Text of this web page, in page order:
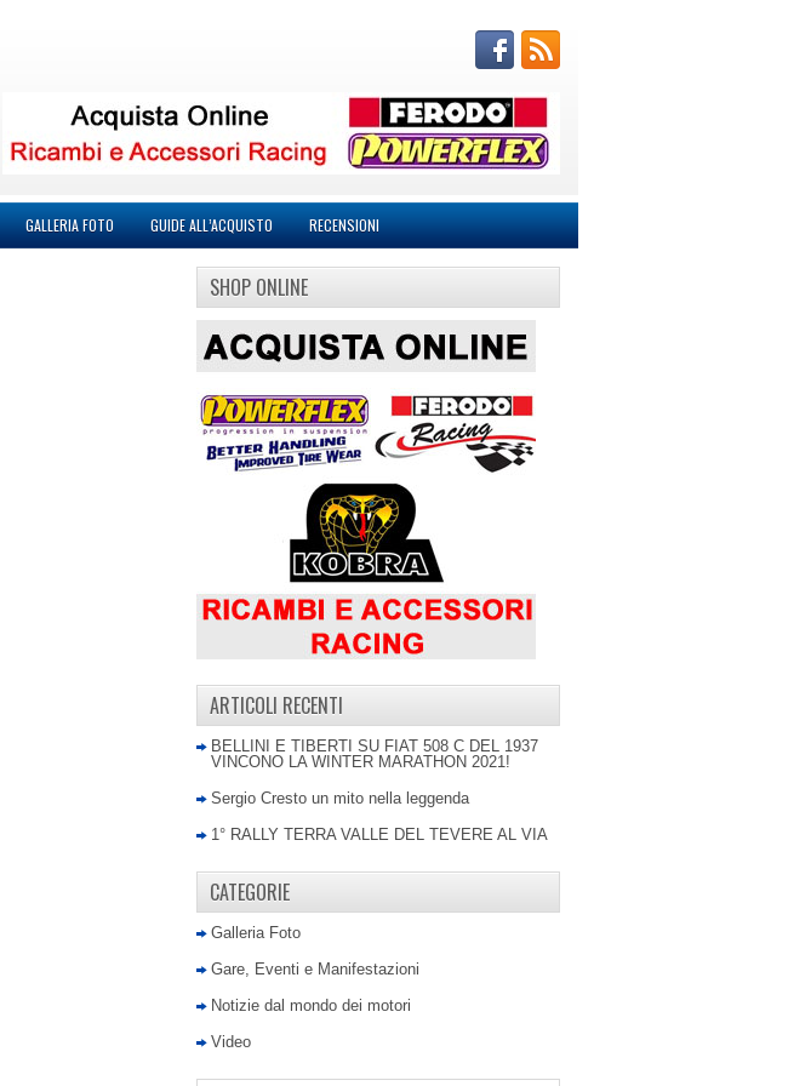
GALLERIA FOTO GUIDE ALL’ACQUISTO RECENSIONI
SHOP ONLINE
ARTICOLI RECENTI
BELLINI E TIBERTI SU FIAT 508 C DEL 1937
VINCONO LA WINTER MARATHON 2021!
Sergio Cresto un mito nella leggenda
1° RALLY TERRA VALLE DEL TEVERE AL VIA
CATEGORIE
Galleria Foto
Gare, Eventi e Manifestazioni
Notizie dal mondo dei motori
Video